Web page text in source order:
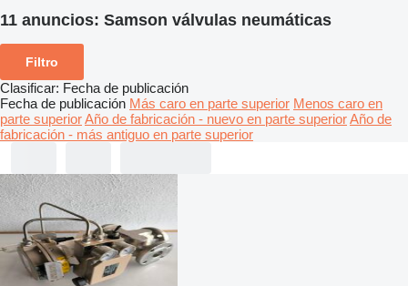
11 anuncios: Samson válvulas neumáticas
Filtro
Clasificar: Fecha de publicación
Fecha de publicación Más caro en parte superior Menos caro en
parte superiorAño de fabricación - nuevo en parte superiorAño de
fabricación - más antiguo en parte superior